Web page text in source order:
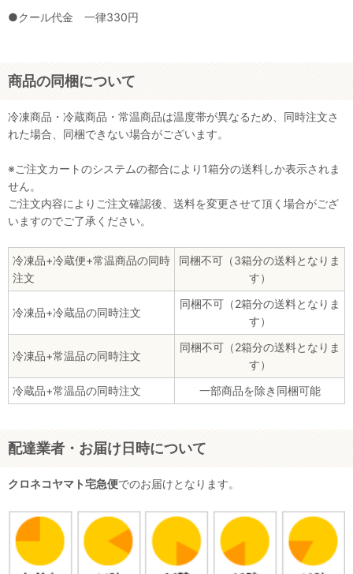
●クール代金 一律330円
商品の同梱について
冷凍商品・冷蔵商品・常温商品は温度帯が異なるため、同時注文さ
れた場合、同梱できない場合がございます。
※ご注文カートのシステムの都合により1箱分の送料しか表示されま
せん。
ご注文内容によりご注文確認後、送料を変更させて頂く場合がござ
いますのでご了承ください。
冷凍品+冷蔵便+常温商品の同時
注文
同梱不可（3箱分の送料となりま
す）
冷凍品+冷蔵品の同時注文
同梱不可（2箱分の送料となりま
す）
冷凍品+常温品の同時注文
同梱不可（2箱分の送料となりま
す）
冷蔵品+常温品の同時注文
一部商品を除き同梱可能
配達業者・お届け日時について
クロネコヤマト宅急便でのお届けとなります。